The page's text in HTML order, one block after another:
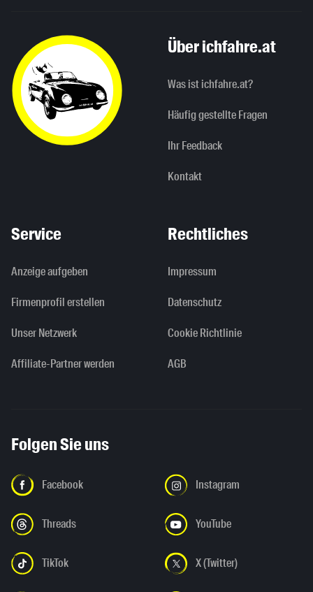
Über ichfahre.at
Was ist ichfahre.at?
Häufig gestellte Fragen
Ihr Feedback
Kontakt
Service
Anzeige aufgeben
Firmenprofil erstellen
Unser Netzwerk
Affiliate-Partner werden
Rechtliches
Impressum
Datenschutz
Cookie Richtlinie
AGB
Folgen Sie uns
Facebook Instagram
Threads YouTube
TikTok X (Twitter)